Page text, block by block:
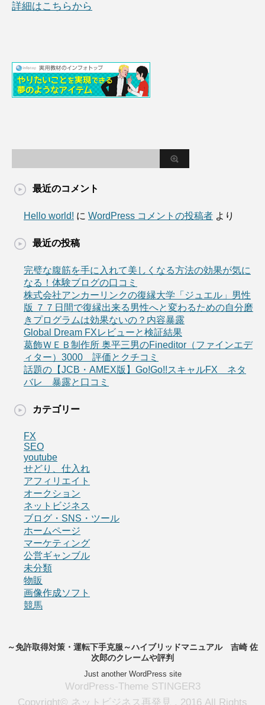
詳細はこちらから
最近のコメント
Hello world! に WordPress コメントの投稿者 より
最近の投稿
完璧な腹筋を手に入れて美しくなる方法の効果が気に
なる！体験ブログの口コミ
株式会社アンカーリンクの復縁大学「ジュエル」男性
版 ７７日間で復縁出来る男性へと変わるための自分磨
きプログラムは効果ないの？内容暴露
Global Dream FXレビューと検証結果
葛飾ＷＥＢ制作所 奥平三男のFineditor（ファインエデ
ィター）3000 評価とクチコミ
話題の【JCB・AMEX版】Go!Go!!スキャルFX ネタ
バレ 暴露と口コミ
カテゴリー
FX
SEO
youtube
せどり、仕入れ
アフィリエイト
オークション
ネットビジネス
ブログ・SNS・ツール
ホームページ
マーケティング
公営ギャンブル
未分類
物販
画像作成ソフト
競馬
～免許取得対策・運転下手克服～ハイブリッドマニュアル 吉崎 佐
次郎のクレームや評判
Just another WordPress site
WordPress-Theme STINGER3
Copyright© ネットビジネス再発見 , 2016 All Rights